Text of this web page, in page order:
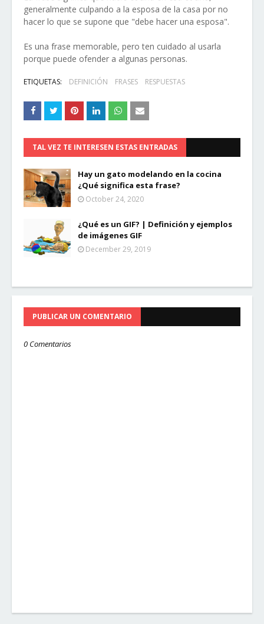
generalmente culpando a la esposa de la casa por no
hacer lo que se supone que "debe hacer una esposa".
Es una frase memorable, pero ten cuidado al usarla
porque puede ofender a algunas personas.
ETIQUETAS: DEFINICIÓN FRASES RESPUESTAS
TAL VEZ TE INTERESEN ESTAS ENTRADAS
Hay un gato modelando en la cocina
¿Qué significa esta frase?
October 24, 2020
¿Qué es un GIF? | Definición y ejemplos
de imágenes GIF
December 29, 2019
PUBLICAR UN COMENTARIO
0 Comentarios